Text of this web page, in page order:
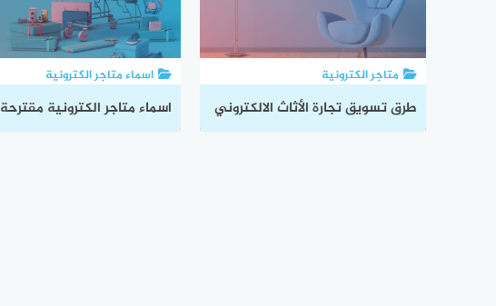
متاجر الكترونية
طرق تسويق تجارة الأثاث الالكتروني
اسماء متاجر الكترونية
اسماء متاجر الكترونية مقترحة